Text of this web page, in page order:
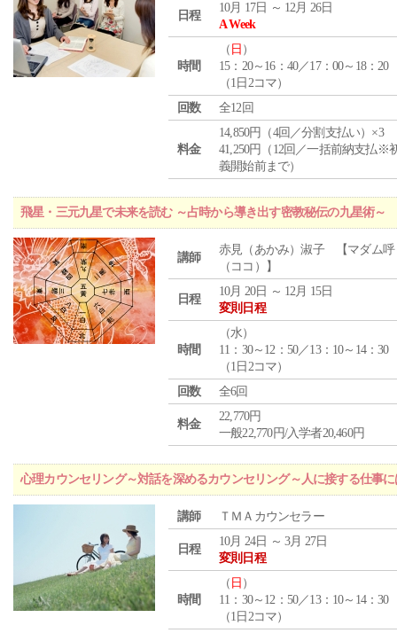
日程
10月 17日 ～ 12月 26日
A Week
時間
（ 日 ）
15：20～16：40／17：00～18：20
（1日2コマ）
回数
全12回
料金
14,850円（4回／分割支払い）×3
41,250円（12回／一括前納支払※
義開始前まで）
飛星・三元九星で未来を読む ～占時から導き出す密教秘伝の九星術～
講師
赤見（あかみ）淑子 【マダム呼
（ココ）】
日程
10月 20日 ～ 12月 15日
変則日程
時間
（水）
11：30～12：50／13：10～14：30
（1日2コマ）
回数
全6回
料金
22,770円
一般22,770円/入学者20,460円
心理カウンセリング～対話を深めるカウンセリング～人に接する仕事
講師 ＴＭＡカウンセラー
日程
10月 24日 ～ 3月 27日
変則日程
時間
（ 日 ）
11：30～12：50／13：10～14：30
（1日2コマ）